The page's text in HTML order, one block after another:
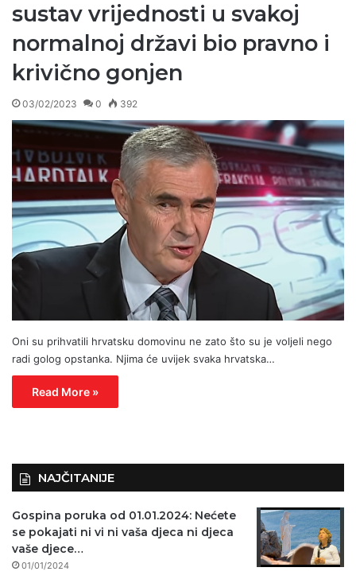
sustav vrijednosti u svakoj
normalnoj državi bio pravno i
krivično gonjen
03/02/2023 0 392
Oni su prihvatili hrvatsku domovinu ne zato što su je voljeli nego
radi golog opstanka. Njima će uvijek svaka hrvatska…
Read More »
NAJČITANIJE
Gospina poruka od 01.01.2024: Nećete
se pokajati ni vi ni vaša djeca ni djeca
vaše djece…
01/01/2024